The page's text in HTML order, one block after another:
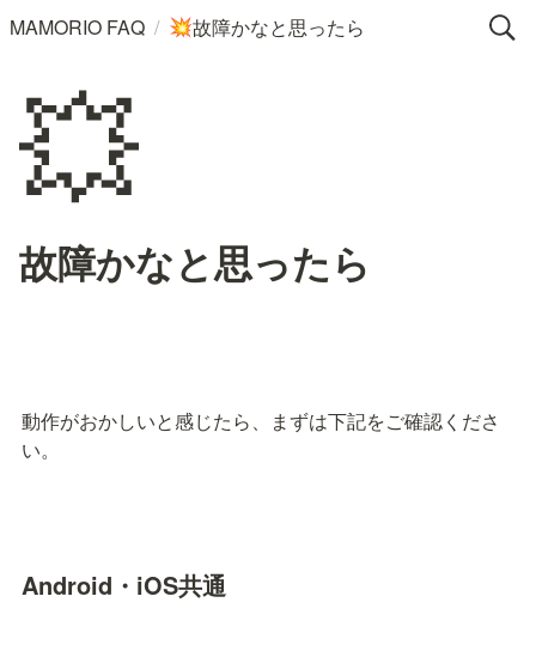
MAMORIO FAQ / 💥故障かなと思ったら
💥
故障かなと思ったら
動作がおかしいと感じたら、まずは下記をご確認くださ
い。
Android・iOS共通